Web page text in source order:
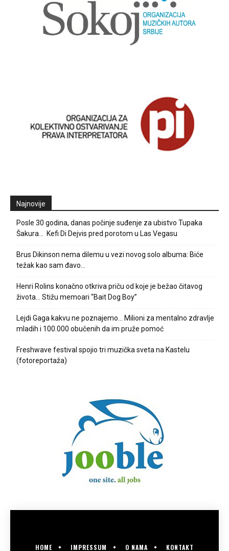
Najnovije
Posle 30 godina, danas počinje suđenje za ubistvo Tupaka
Šakura… Kefi Di Dejvis pred porotom u Las Vegasu
Brus Dikinson nema dilemu u vezi novog solo albuma: Biće
težak kao sam đavo…
Henri Rolins konačno otkriva priču od koje je bežao čitavog
života… Stižu memoari “Bait Dog Boy”
Lejdi Gaga kakvu ne poznajemo… Milioni za mentalno zdravlje
mladih i 100.000 obučenih da im pruže pomoć
Freshwave festival spojio tri muzička sveta na Kastelu
(fotoreportaža)
HOME IMPRESSUM O NAMA KONTAKT